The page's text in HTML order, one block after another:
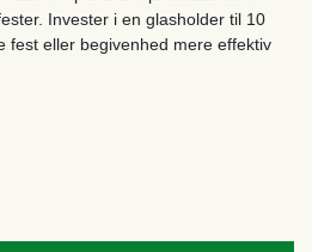
Invester i en glasholder til 10
eller begivenhed mere effektiv